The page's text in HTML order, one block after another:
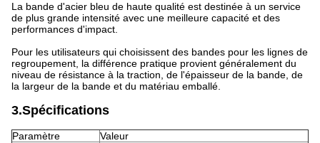
La bande d'acier bleu de haute qualité est destinée à un service
de plus grande intensité avec une meilleure capacité et des
performances d'impact.
Pour les utilisateurs qui choisissent des bandes pour les lignes de
regroupement, la différence pratique provient généralement du
niveau de résistance à la traction, de l'épaisseur de la bande, de
la largeur de la bande et du matériau emballé.
3.Spécifications
Paramètre
Valeur